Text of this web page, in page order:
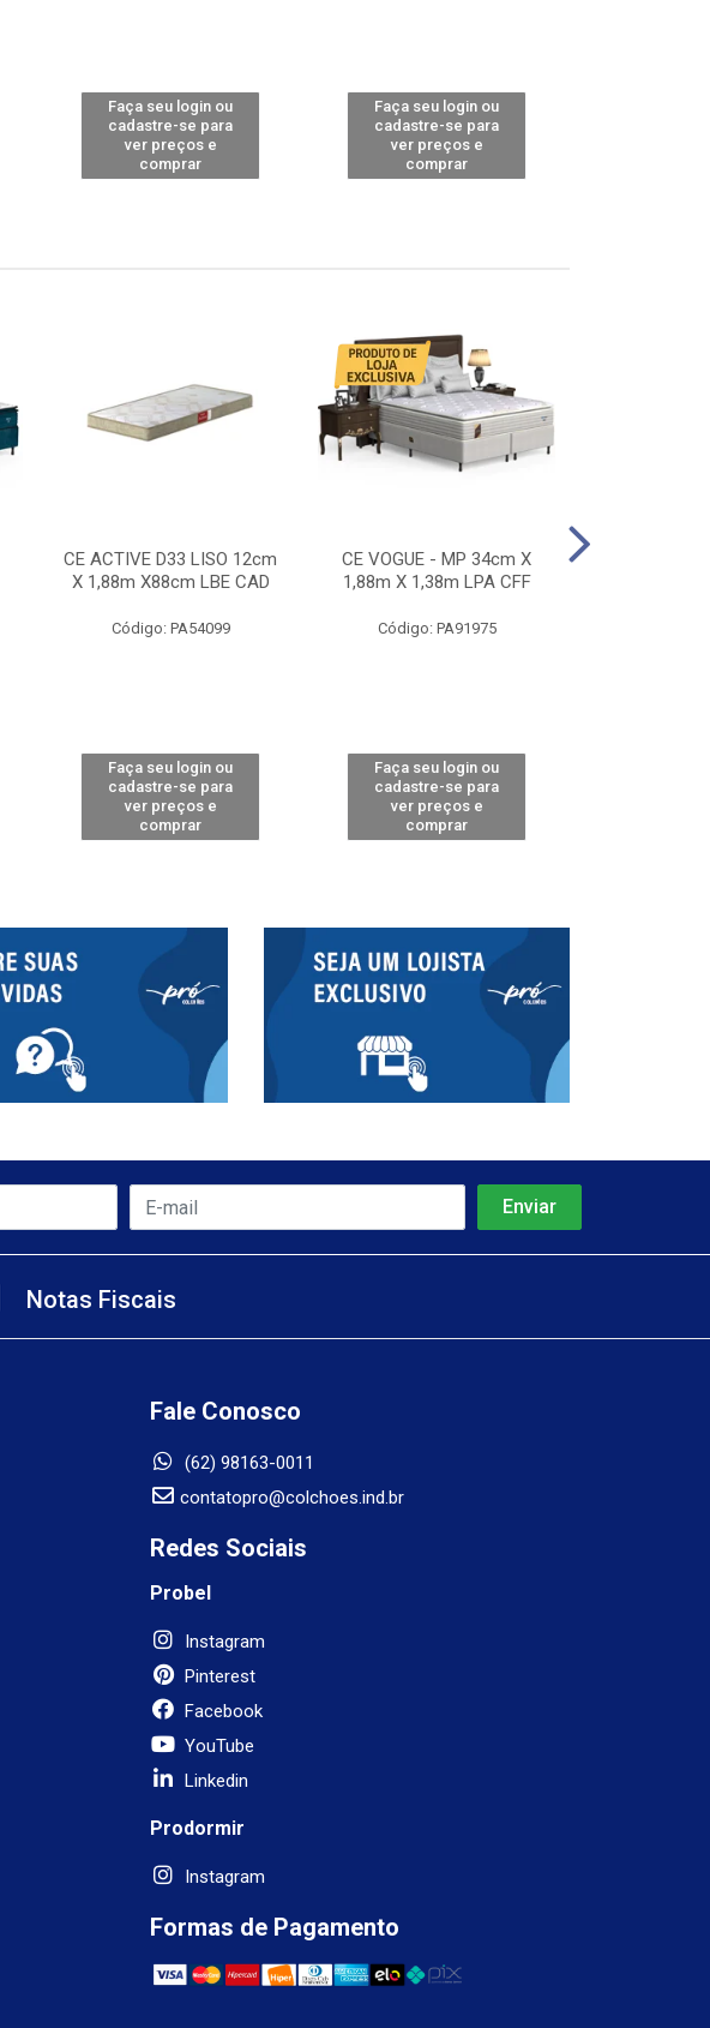
Faça seu login ou
cadastre-se para
ver preços e
comprar
Faça seu login ou
cadastre-se para
ver preços e
comprar
CE ACTIVE D33 LISO 12cm
X 1,88m X88cm LBE CAD
Código: PA54099
Faça seu login ou
cadastre-se para
ver preços e
comprar
CE VOGUE - MP 34cm X
1,88m X 1,38m LPA CFF
Código: PA91975
Faça seu login ou
cadastre-se para
ver preços e
comprar
Notas Fiscais
Fale Conosco
(62) 98163-0011
contatopro@colchoes.ind.br
Redes Sociais
Probel
Instagram
Pinterest
Facebook
YouTube
Linkedin
Prodormir
Instagram
Formas de Pagamento